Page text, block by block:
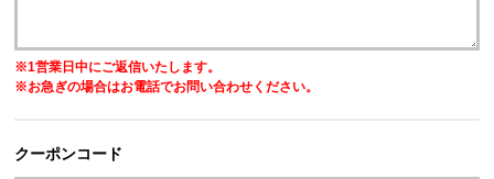
※1営業日中にご返信いたします。
※お急ぎの場合はお電話でお問い合わせください。
クーポンコード